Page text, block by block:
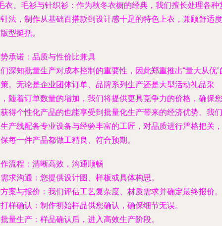
衣、毛衫与针织衫 ：作为秋冬衣橱的经典，我们擅长处理各种
法，制作从基础百搭款到设计感十足的特色上衣，兼顾舒适度
型挺括。
承诺：品质与性价比兼具
深知批量生产对成本控制的重要性，因此郑重推出“量大从优”
。无论是企业团体订单、品牌系列生产还是大型活动礼品采
随着订单数量的增加，我们将提供更具竞争力的价格，确保您
得个性化产品的也能享受到批量化生产带来的经济优势。我们
产线配备专业设备与经验丰富的工匠，对品质进行严格把关，
每一件产品都做工精良、符合预期。
流程：清晰高效，沟通顺畅
需求沟通 ：您提供设计图、样板或具体构思。
方案与报价 ：我们评估工艺复杂度、材质需求并确定最终报价。
打样确认 ：制作初始样品供您确认，确保细节无误。
批量生产 ：样品确认后，进入高效生产阶段。